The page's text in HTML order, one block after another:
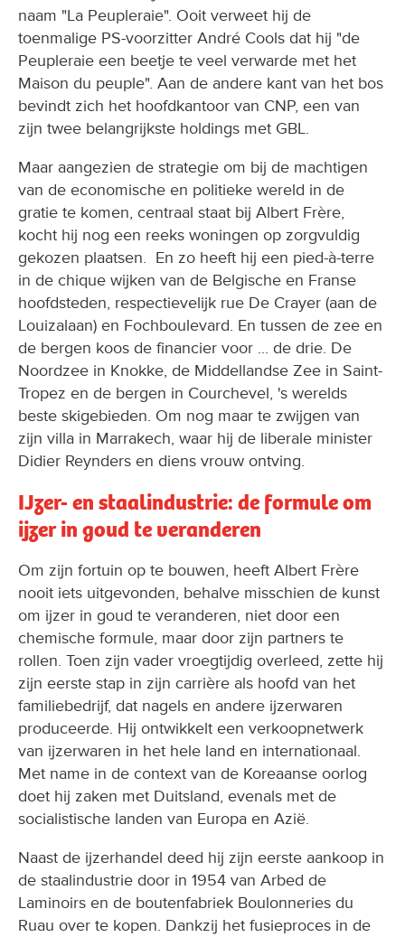
naam "La Peupleraie". Ooit verweet hij de
toenmalige PS-voorzitter André Cools dat hij "de
Peupleraie een beetje te veel verwarde met het
Maison du peuple". Aan de andere kant van het bos
bevindt zich het hoofdkantoor van CNP, een van
zijn twee belangrijkste holdings met GBL.
Maar aangezien de strategie om bij de machtigen
van de economische en politieke wereld in de
gratie te komen, centraal staat bij Albert Frère,
kocht hij nog een reeks woningen op zorgvuldig
gekozen plaatsen. En zo heeft hij een pied-à-terre
in de chique wijken van de Belgische en Franse
hoofdsteden, respectievelijk rue De Crayer (aan de
Louizalaan) en Fochboulevard. En tussen de zee en
de bergen koos de financier voor ... de drie. De
Noordzee in Knokke, de Middellandse Zee in Saint-
Tropez en de bergen in Courchevel, 's werelds
beste skigebieden. Om nog maar te zwijgen van
zijn villa in Marrakech, waar hij de liberale minister
Didier Reynders en diens vrouw ontving.
IJzer- en staalindustrie: de formule om
ijzer in goud te veranderen
Om zijn fortuin op te bouwen, heeft Albert Frère
nooit iets uitgevonden, behalve misschien de kunst
om ijzer in goud te veranderen, niet door een
chemische formule, maar door zijn partners te
rollen. Toen zijn vader vroegtijdig overleed, zette hij
zijn eerste stap in zijn carrière als hoofd van het
familiebedrijf, dat nagels en andere ijzerwaren
produceerde. Hij ontwikkelt een verkoopnetwerk
van ijzerwaren in het hele land en internationaal.
Met name in de context van de Koreaanse oorlog
doet hij zaken met Duitsland, evenals met de
socialistische landen van Europa en Azië.
Naast de ijzerhandel deed hij zijn eerste aankoop in
de staalindustrie door in 1954 van Arbed de
Laminoirs en de boutenfabriek Boulonneries du
Ruau over te kopen. Dankzij het fusieproces in de